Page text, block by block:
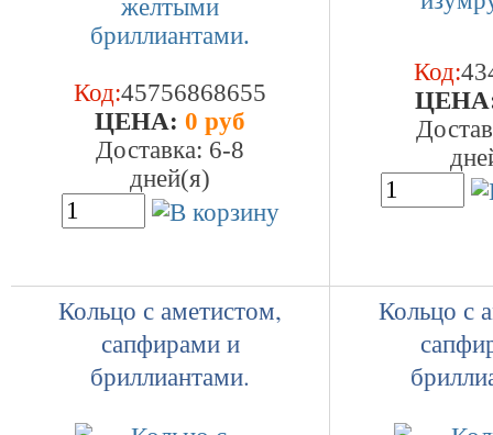
Код:45756868655
ЦEHA: 0 руб
Доставка: 6-8
дней(я)
Код:
Кольцо с аметистом,
сапфирами и
бриллиантами.
Кольцо с